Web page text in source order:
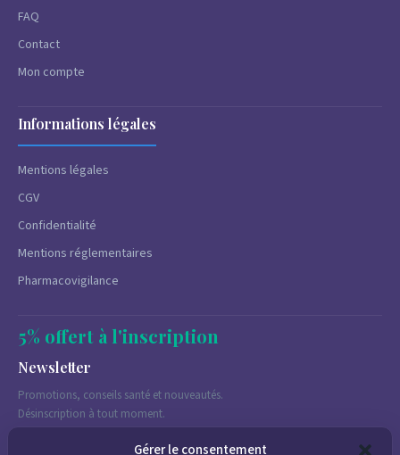
Gérer le consentement
FAQ
Contact
Mon compte
Informations légales
Mentions légales
CGV
Confidentialité
Mentions réglementaires
Pharmacovigilance
5% offert à l'inscription
Newsletter
Promotions, conseils santé et nouveautés.
Désinscription à tout moment.